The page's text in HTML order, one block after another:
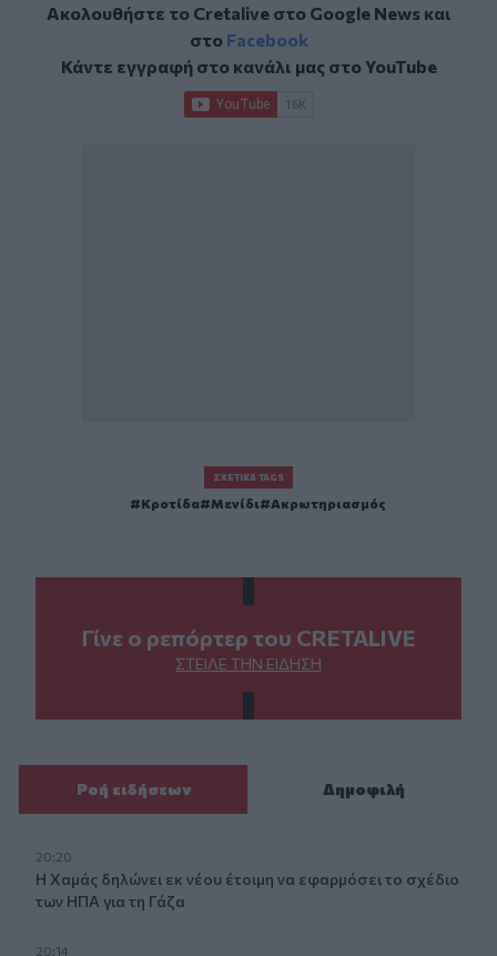
Ακολουθήστε το Cretalive στο Google Newsκαι
στο Facebook
Κάντε εγγραφή στο κανάλι μας στοYouTube
ΣΧΕΤΙΚΆ TAGS
Κροτίδα Μενίδι Ακρωτηριασμός
Γίνε ο ρεπόρτερ του CRETALIVE
ΣΤΕΊΛΕ ΤΗΝ ΕΊΔΗΣΗ
Ροή ειδήσεων Δημοφιλή
20:20
Η Χαμάς δηλώνει εκ νέου έτοιμη να εφαρμόσει το σχέδιο
των ΗΠΑ για τη Γάζα
20:14